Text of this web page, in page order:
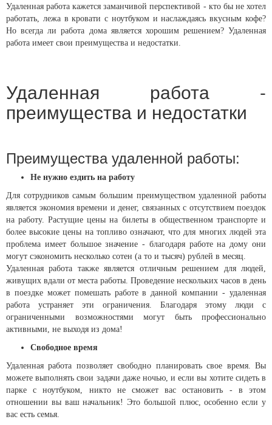
Удаленная работа кажется заманчивой перспективой - кто бы не хотел
работать, лежа в кровати с ноутбуком и наслаждаясь вкусным кофе?
Но всегда ли работа дома является хорошим решением? Удаленная
работа имеет свои преимущества и недостатки.
Удаленная работа -
преимущества и недостатки
Преимущества удаленной работы:
Не нужно ездить на работу
Для сотрудников самым большим преимуществом удаленной работы
является экономия времени и денег, связанных с отсутствием поездок
на работу. Растущие цены на билеты в общественном транспорте и
более высокие цены на топливо означают, что для многих людей эта
проблема имеет большое значение - благодаря работе на дому они
могут сэкономить несколько сотен (а то и тысяч) рублей в месяц.
Удаленная работа также является отличным решением для людей,
живущих вдали от места работы. Проведение нескольких часов в день
в поездке может помешать работе в данной компании - удаленная
работа устраняет эти ограничения. Благодаря этому люди с
ограниченными возможностями могут быть профессионально
активными, не выходя из дома!
Свободное время
Удаленная работа позволяет свободно планировать свое время. Вы
можете выполнять свои задачи даже ночью, и если вы хотите сидеть в
парке с ноутбуком, никто не сможет вас остановить - в этом
отношении вы ваш начальник! Это большой плюс, особенно если у
вас есть семья.